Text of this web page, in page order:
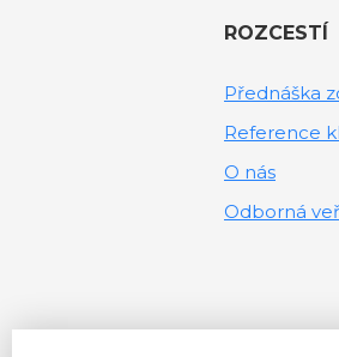
ROZCESTÍ
Přednáška
Reference
O nás
Odborná